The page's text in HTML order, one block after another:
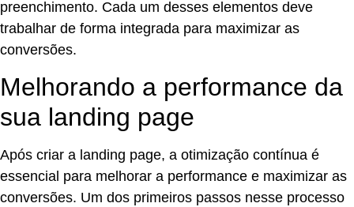
preenchimento. Cada um desses elementos deve
trabalhar de forma integrada para maximizar as
conversões.
Melhorando a performance da
sua landing page
Após criar a landing page, a otimização contínua é
essencial para melhorar a performance e maximizar as
conversões. Um dos primeiros passos nesse processo